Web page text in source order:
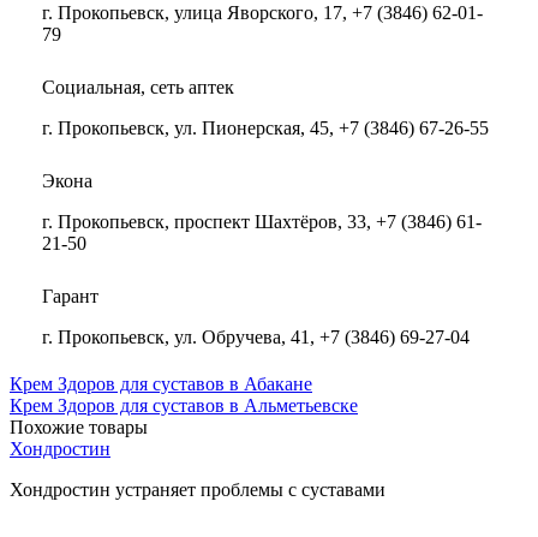
г. Прокопьевск, улица Яворского, 17, +7 (3846) 62-01-
79
Социальная, сеть аптек
г. Прокопьевск, ул. Пионерская, 45, +7 (3846) 67-26-55
Экона
г. Прокопьевск, проспект Шахтёров, 33, +7 (3846) 61-
21-50
Гарант
г. Прокопьевск, ул. Обручева, 41, +7 (3846) 69-27-04
Крем Здоров для суставов в Абакане
Крем Здоров для суставов в Альметьевске
Похожие товары
Хондростин
Хондростин устраняет проблемы с суставами